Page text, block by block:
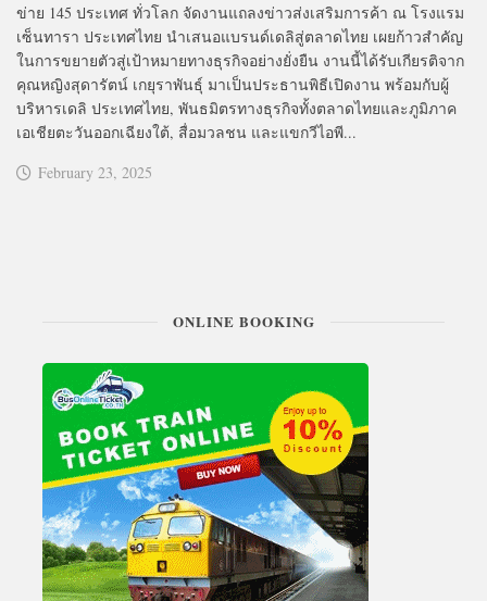
ข่าย 145 ประเทศ ทั่วโลก จัดงานแถลงข่าวส่งเสริมการค้า ณ โรงแรม
เซ็นทารา ประเทศไทย นำเสนอแบรนด์เดลิสู่ตลาดไทย เผยก้าวสำคัญ
ในการขยายตัวสู่เป้าหมายทางธุรกิจอย่างยั่งยืน งานนี้ได้รับเกียรติจาก
คุณหญิงสุดารัตน์ เกยุราพันธุ์ มาเป็นประธานพิธีเปิดงาน พร้อมกับผู้
บริหารเดลิ ประเทศไทย, พันธมิตรทางธุรกิจทั้งตลาดไทยและภูมิภาค
เอเชียตะวันออกเฉียงใต้, สื่อมวลชน และแขกวีไอพี...
February 23, 2025
ONLINE BOOKING